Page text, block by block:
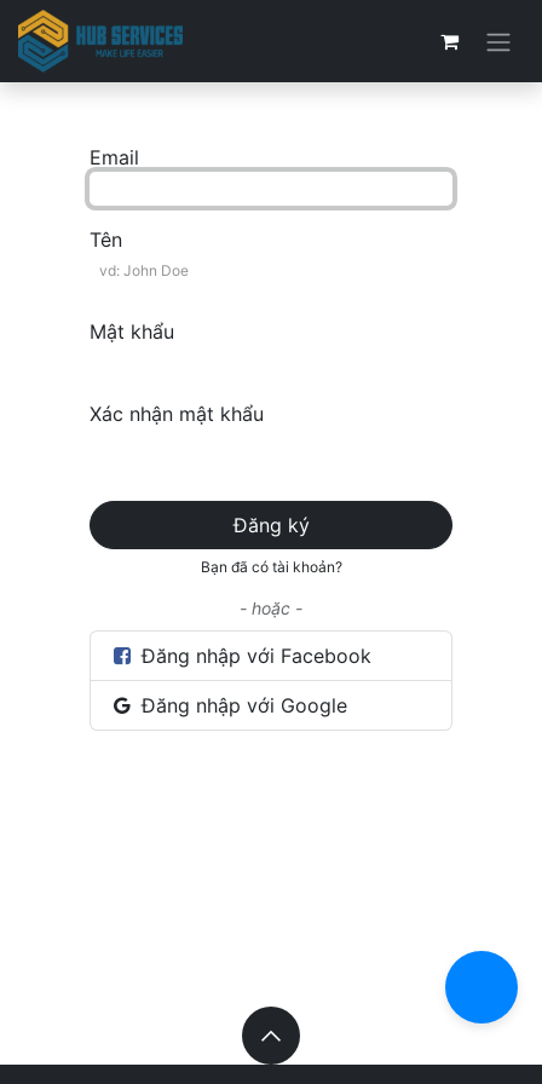
Email
Tên
Mật khẩu
Xác nhận mật khẩu
Đăng ký
Bạn đã có tài khoản?
- hoặc -
Đăng nhập với Facebook
Đăng nhập với Google